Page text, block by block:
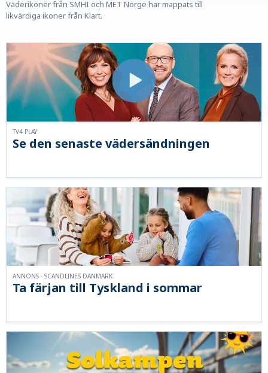
Väderikoner från SMHI och MET Norge har mappats till
likvärdiga ikoner från Klart.
Se den senaste vädersändningen
TV4 PLAY
Ta färjan till Tyskland i sommar
ANNONS - SCANDLINES DANMARK